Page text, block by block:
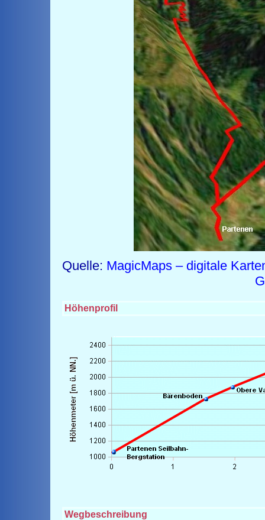
Quelle: MagicMaps – digitale
Höhenprofil
Wegbeschreibung